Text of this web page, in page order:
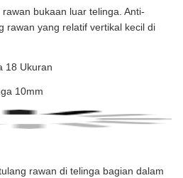
bukaan luar telinga. Anti-
rawan yang relatif vertikal kecil di
18 Ukuran
10mm
rawan di telinga bagian dalam